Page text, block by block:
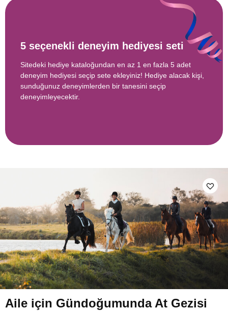
5 seçenekli deneyim hediyesi seti
Sitedeki hediye kataloğundan en az 1 en fazla 5 adet
deneyim hediyesi seçip sete ekleyiniz! Hediye alacak kişi,
sunduğunuz deneyimlerden bir tanesini seçip
deneyimleyecektir.
Aile için Gündoğumunda At Gezisi